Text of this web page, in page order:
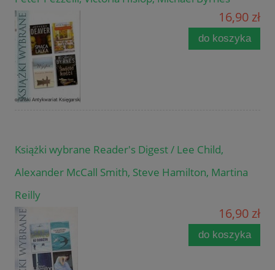
16,90 zł
do koszyka
Książki wybrane Reader's Digest / Lee Child,
Alexander McCall Smith, Steve Hamilton, Martina
Reilly
16,90 zł
do koszyka